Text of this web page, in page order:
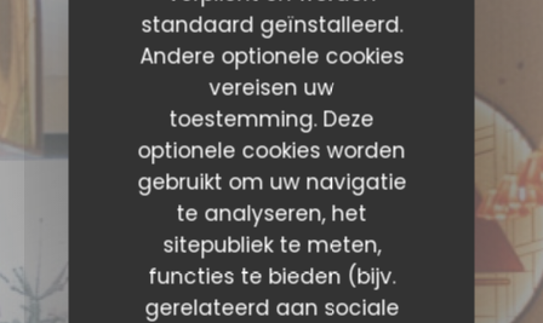
standaard geïnstalleerd.
Andere optionele cookies
vereisen uw
toestemming. Deze
optionele cookies worden
gebruikt om uw navigatie
te analyseren, het
sitepubliek te meten,
functies te bieden (bijv.
gerelateerd aan sociale